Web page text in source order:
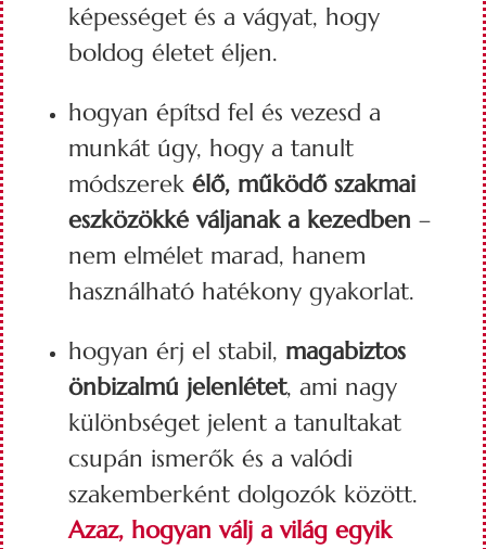
képességet és a vágyat, hogy
boldog életet éljen.
hogyan építsd fel és vezesd a
munkát úgy, hogy a tanult
módszerek élő, működő szakmai
eszközökké váljanak a kezedben –
nem elmélet marad, hanem
használható hatékony gyakorlat.
hogyan érj el stabil, magabiztos
önbizalmú jelenlétet, ami nagy
különbséget jelent a tanultakat
csupán ismerők és a valódi
szakemberként dolgozók között.
Azaz, hogyan válj a világ egyik